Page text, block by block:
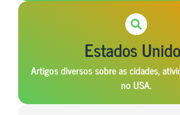
Estados
Artigos diversos sobre as cidades,
no USA.